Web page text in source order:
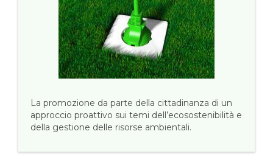
La promozione da parte della cittadinanza di un
approccio proattivo sui temi dell’ecosostenibilità e
della gestione delle risorse ambientali.